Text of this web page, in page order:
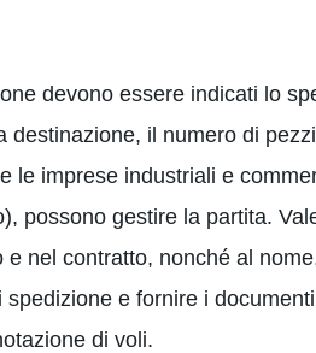
devono essere indicati lo
destinazione, il numero di
le imprese industriali e
possono gestire la partita.
e nel contratto, nonché al
e fornire i
di voli.